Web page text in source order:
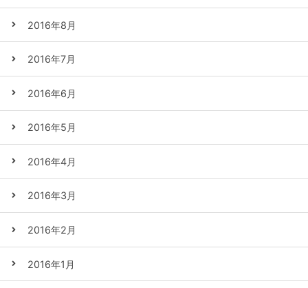
2016年8月
2016年7月
2016年6月
2016年5月
2016年4月
2016年3月
2016年2月
2016年1月